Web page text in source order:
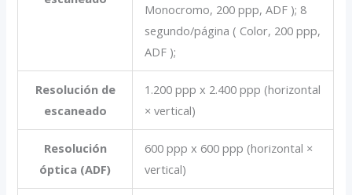
Monocromo, 200 ppp, ADF ); 8
segundo/página ( Color, 200 ppp,
ADF );
Resolución de
escaneado
1.200 ppp x 2.400 ppp (horizontal
× vertical)
Resolución
óptica (ADF)
600 ppp x 600 ppp (horizontal ×
vertical)